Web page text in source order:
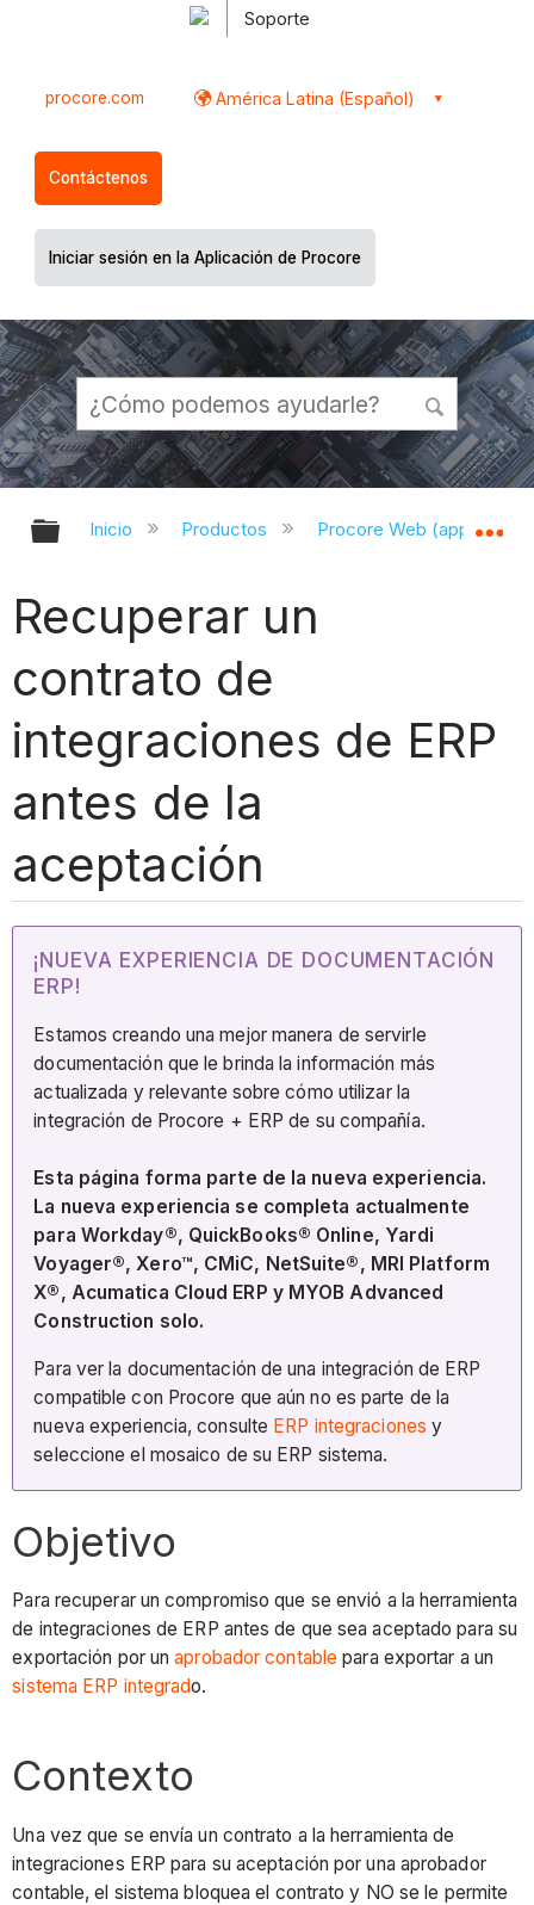
Soporte
procore.com América Latina (Español)
Contáctenos
Iniciar sesión en la Aplicación de Procore
Expandir/contraer jerarquía global
Inicio Productos Procore Web
Recuperar un
contrato de
integraciones de ERP
antes de la
aceptación
¡NUEVA EXPERIENCIA DE DOCUMENTACIÓN
ERP!
Estamos creando una mejor manera de servirle
documentación que le brinda la información más
actualizada y relevante sobre cómo utilizar la
integración de Procore + ERP de su compañía.
Esta página forma parte de la nueva experiencia.
La nueva experiencia se completa actualmente
para Workday®, QuickBooks® Online, Yardi
Voyager®, Xero™, CMiC, NetSuite®, MRI Platform
X®, Acumatica Cloud ERP y MYOB Advanced
Construction solo.
Para ver la documentación de una integración de ERP
compatible con Procore que aún no es parte de la
nueva experiencia, consulte ERP integraciones y
seleccione el mosaico de su ERP sistema.
Objetivo
Para recuperar un compromiso que se envió a la herramienta
de integraciones de ERP antes de que sea aceptado para su
exportación por unaprobador contable para exportar a un
sistema ERP integrado.
Contexto
Una vez que se envía un contrato a la herramienta de
integraciones ERP para su aceptación por una aprobador
contable, el sistema bloquea el contrato y NO se le permite